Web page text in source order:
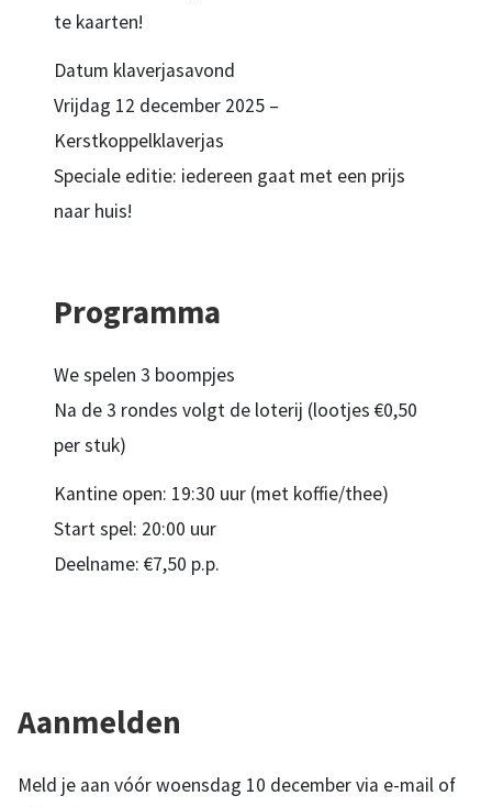
te kaarten!
Datum klaverjasavond
Vrijdag 12 december 2025 –
Kerstkoppelklaverjas
Speciale editie: iedereen gaat met een prijs
naar huis!
Programma
We spelen 3 boompjes
Na de 3 rondes volgt de loterij (lootjes €0,50
per stuk)
Kantine open: 19:30 uur (met koffie/thee)
Start spel: 20:00 uur
Deelname: €7,50 p.p.
Aanmelden
Meld je aan vóór woensdag 10 december via e-mail of